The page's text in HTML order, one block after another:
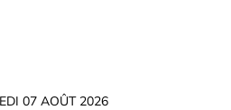
07 AOÛT 2026